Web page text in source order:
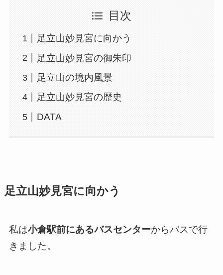
目次
足立山妙見宮に向かう
足立山妙見宮の御朱印
足立山の境内風景
足立山妙見宮の歴史
DATA
足立山妙見宮に向かう
私は小倉駅前にあるバスセンターからバスで行
きました。